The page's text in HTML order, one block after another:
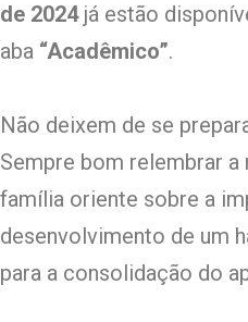
de 2024já estão
aba “Acadêmico”.
Não deixem de se
Sempre bom relembrar a
família oriente sobre a
desenvolvimento de um
para a consolidação do